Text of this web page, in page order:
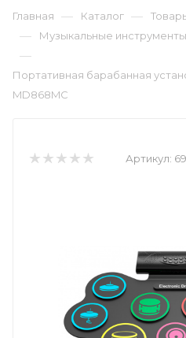
Главная — Каталог —
— Музыкальные инструменты
—
Портативная барабанная
MD868MC
Артикул: